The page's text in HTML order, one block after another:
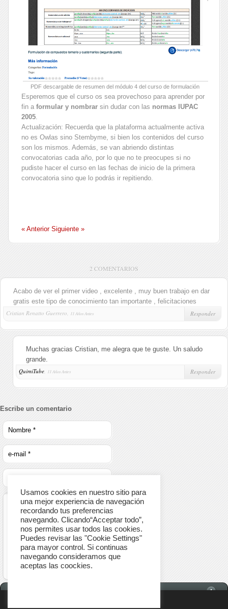
PDF descargable de resumen del módulo 4 del curso de formulación
Esperemos que el curso os sea provechoso para aprender por
fin a formular y nombrar sin dudar con las normas IUPAC
2005
Actualización: Recuerda que la plataforma actualmente activa
no es Owlas sino Stembyme, si bien los contenidos del curso
son los mismos. Además, se van abriendo distintas
convocatorias cada año, por lo que no te preocupes si no
pudiste hacer el curso en las fechas de inicio de la primera
convocatoria sino que lo podrás ir repitiendo.
« Anterior Siguiente »
2 COMENTARIOS
Acabo de ver el primer video , excelente , muy buen trabajo en dar
gratis este tipo de conocimiento tan importante , felicitaciones
Cristian Renatto Guerrero,
11 Años Antes Responder
Muchas gracias Cristian, me alegra que te guste. Un saludo
grande.
QuimiTube
11 Años Antes Responder
Escribe un comentario